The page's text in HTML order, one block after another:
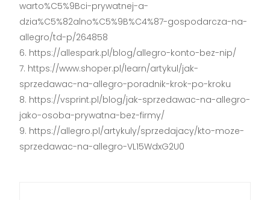
warto%C5%9Bci-prywatnej-a-
dzia%C5%82alno%C5%9B%C4%87-gospodarcza-na-
allegro/td-p/264858
https://allespark.pl/blog/allegro-konto-bez-nip/
https://www.shoper.pl/learn/artykul/jak-
sprzedawac-na-allegro-poradnik-krok-po-kroku
https://vsprint.pl/blog/jak-sprzedawac-na-allegro-
jako-osoba-prywatna-bez-firmy/
https://allegro.pl/artykuly/sprzedajacy/kto-moze-
sprzedawac-na-allegro-VL15WdxG2U0